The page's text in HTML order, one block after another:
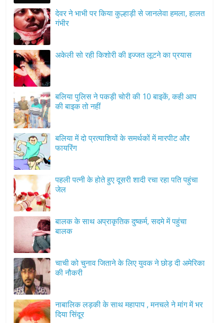
देवर ने भाभी पर किया कुल्हाड़ी से जानलेवा हमला, हालत
गंभीर
अकेली सो रही किशोरी की इज्जत लूटने का प्रयास
बलिया पुलिस ने पकड़ी चोरी की 10 बाइकें, कही आप
की बाइक तो नहीं
बलिया में दो प्रत्याशियों के समर्थकों में मारपीट और
फायरिंग
पहली पत्नी के होते हुए दूसरी शादी रचा रहा पति पहुंचा
जेल
बालक के साथ अप्राकृतिक दुष्कर्म, सदमे में पहुंचा
बालक
चाची को चुनाव जिताने के लिए युवक ने छोड़ दी अमेरिका
की नौकरी
नाबालिक लड़की के साथ महापाप , मनचले ने मांग में भर
दिया सिंदूर